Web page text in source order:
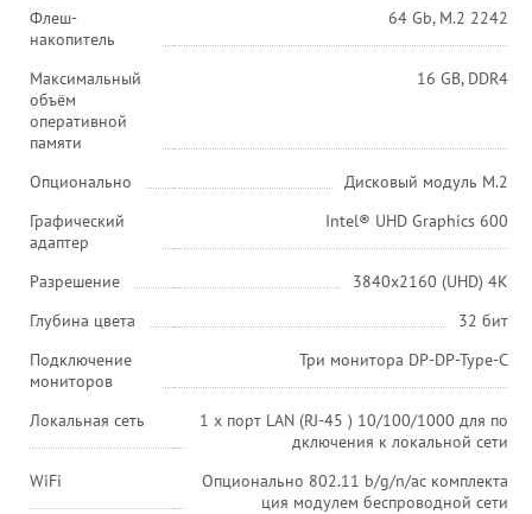
Флеш-
накопитель
64 Gb, M.2 2242
Максимальный
объём
оперативной
памяти
16 GB, DDR4
Опционально
Дисковый модуль M.2
Графический
адаптер
Intel® UHD Graphics 600
Разрешение
3840х2160 (UHD) 4K
Глубина цвета
32 бит
Подключение
мониторов
Три монитора DP-DP-Type-C
Локальная сеть
1 x порт LAN (RJ-45 ) 10/100/1000 для по
дключения к локальной сети
WiFi
Опционально 802.11 b/g/n/ac комплекта
ция модулем беспроводной сети